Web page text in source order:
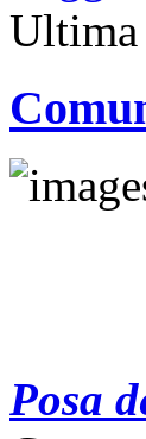
Ultima
Posa